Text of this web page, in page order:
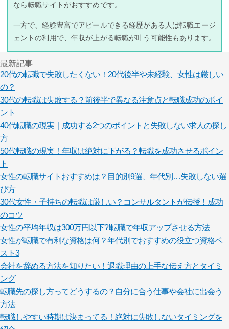
なら転職サイトがおすすめです。
一方で、経験豊富でアピールできる経歴がある人は転職エージ
ェントの利用で、年収が上がる転職が叶う可能性もあります。
最新記事
20代の転職で失敗したくない！20代後半や未経験、女性は厳しい
の？
30代の転職は失敗する？前後半で異なる注意点と転職成功のポイ
ント
40代転職の現実｜成功する2つのポイントと失敗しない求人の探し
方
50代転職の現実！年収は絶対に下がる？転職を成功させるポイン
ト
女性の転職サイトおすすめは？目的別9選、年代別…失敗しない選
び方
30代女性・子持ちの転職は厳しい？コンサルタントが伝授！成功
のコツ
女性の平均年収は300万円以下?!転職で年収アップさせる方法
女性が転職で有利な資格は何？年代別でおすすめの役立つ資格ベ
スト3
会社を辞める方法を知りたい！退職理由の上手な伝え方とタイミ
ング
転職先の探し方ってどうするの？自分に合う仕事や会社に出会う
方法
転職しやすい時期は決まってる！絶対に失敗しないタイミングを